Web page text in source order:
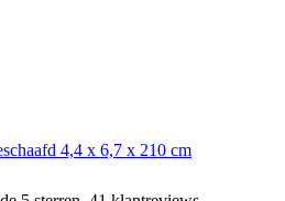
4,4 x 6,7 x 210 cm